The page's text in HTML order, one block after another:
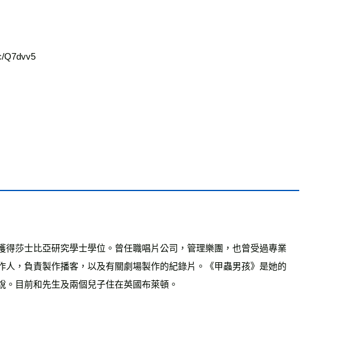
Q7dvv5
莎士比亞研究學士學位。曾任職唱片公司，管理樂團，也曾受過專業
，負責製作播客，以及有關劇場製作的紀錄片。《甲蟲男孩》是她的
目前和先生及兩個兒子住在英國布萊頓。